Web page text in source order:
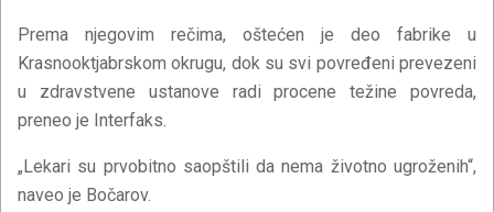
Prema njegovim rečima, oštećen je deo fabrike u
Krasnooktjabrskom okrugu, dok su svi povređeni prevezeni
u zdravstvene ustanove radi procene težine povreda,
preneo je Interfaks.
„Lekari su prvobitno saopštili da nema životno ugroženih“,
naveo je Bočarov.